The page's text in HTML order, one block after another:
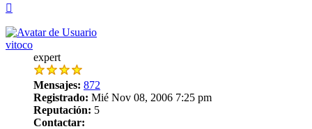
vitoco
expert
Mensajes: 872
Registrado: Mié Nov 08, 2006 7:25 pm
Reputación: 5
Contactar: